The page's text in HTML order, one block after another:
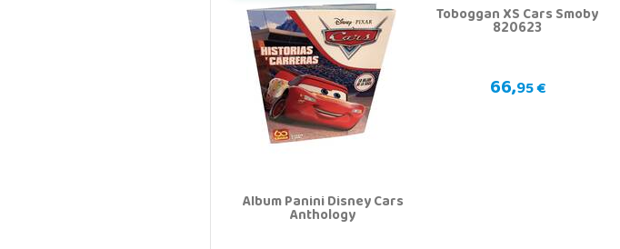
Album Panini Disney Cars
Anthology
Toboggan XS Cars Smoby
820623
66,95 €